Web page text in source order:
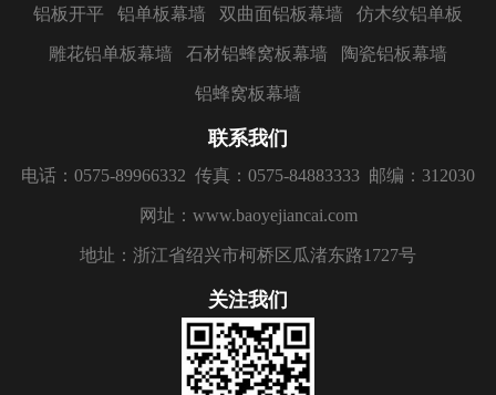
铝板开平 铝单板幕墙 双曲面铝板幕墙 仿木纹铝单板
雕花铝单板幕墙 石材铝蜂窝板幕墙 陶瓷铝板幕墙
铝蜂窝板幕墙
联系我们
电话：0575-89966332 传真：0575-84883333 邮编：312030
网址：www.baoyejiancai.com
地址：浙江省绍兴市柯桥区瓜渚东路1727号
关注我们